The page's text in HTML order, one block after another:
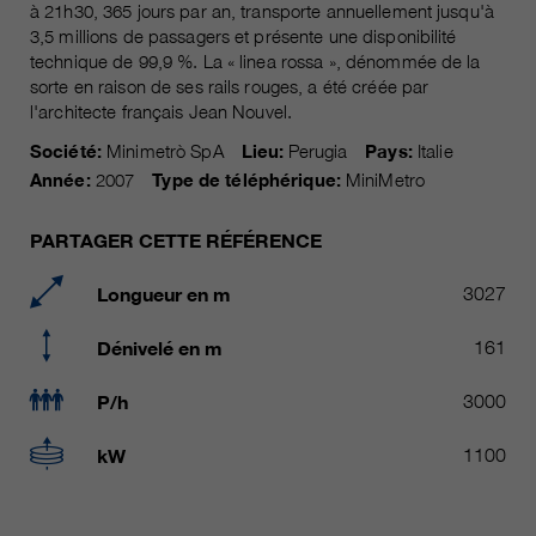
à 21h30, 365 jours par an, transporte annuellement jusqu'à
3,5 millions de passagers et présente une disponibilité
technique de 99,9 %. La « linea rossa », dénommée de la
sorte en raison de ses rails rouges, a été créée par
l'architecte français Jean Nouvel.
Société:Minimetrò SpA Lieu: Perugia Pays:Italie
Année:2007 Type de téléphérique:MiniMetro
PARTAGER CETTE RÉFÉRENCE
Longueur en m 3027
Dénivelé en m 161
P/h 3000
kW 1100
durée
pour la session actuelle du
navigateur
C’est utilisé pour protéger contre
les spams causés par les spams.
cookie_optin
Les cookies marketing comprennent le suivi et les
cookies statistiques
Name
_ga, _gid, _gat, __utma, __utmb,
__utmc, __utmd, __utmz
fournisseur Google Analytics
moins.
Ces cookies sont utilisés par
différents types d’informations
informations sur les cookies